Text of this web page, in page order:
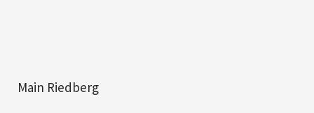
Main Riedberg